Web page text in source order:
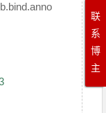
联
系
博
主